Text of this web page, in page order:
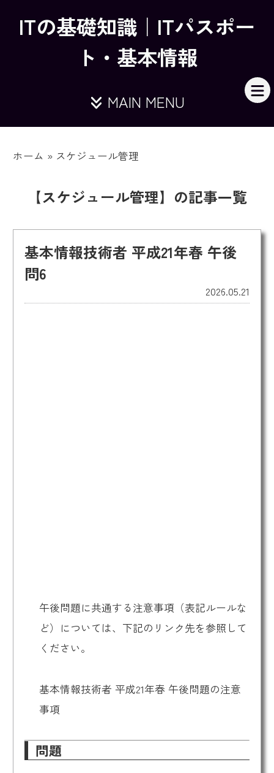
ITの基礎知識｜ITパスポー
ト・基本情報
MAIN MENU
ホーム »スケジュール管理
【スケジュール管理】の記事一覧
基本情報技術者 平成21年春 午後
問6
2026.05.21
午後問題に共通する注意事項（表記ルールな
ど）については、下記のリンク先を参照して
ください。
基本情報技術者 平成21年春 午後問題の注意
事項
問題